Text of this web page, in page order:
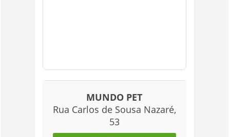
MUNDO PET
Rua Carlos de Sousa Nazaré,
53